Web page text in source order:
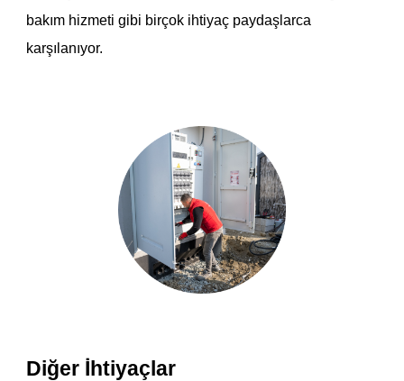
bakım hizmeti gibi birçok ihtiyaç paydaşlarca
karşılanıyor.
Diğer İhtiyaçlar